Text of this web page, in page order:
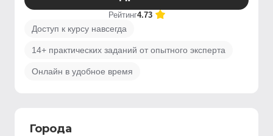
Рейтинг4.73
Доступ к курсу навсегда
14+ практических заданий от опытного эксперта
Онлайн в удобное время
Города